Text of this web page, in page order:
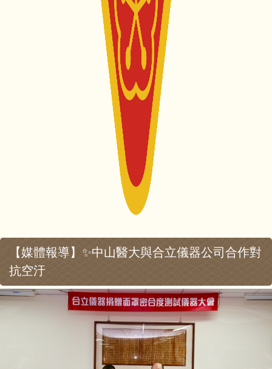
【媒體報導】✨中山醫大與合立儀器公司合作對
抗空汙